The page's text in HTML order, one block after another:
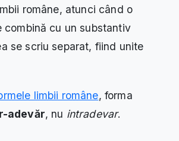
române, atunci când o
combină cu un substantiv
se scriu separat, fiind unite
limbii române, forma
adevăr, nu intradevar.